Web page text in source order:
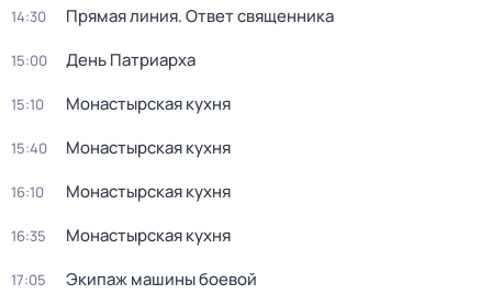
14:30 Прямая линия. Ответ священника
15:00 День Патриарха
15:10 Монастырская кухня
15:40 Монастырская кухня
16:10 Монастырская кухня
16:35 Монастырская кухня
17:05 Экипаж машины боевой